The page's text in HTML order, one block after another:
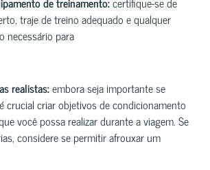
traje de treino adequado e qualquer
necessário para
realistas:embora seja importante se
crucial criar objetivos de condicionamento
você possa realizar durante a viagem. Se
considere se permitir afrouxar um